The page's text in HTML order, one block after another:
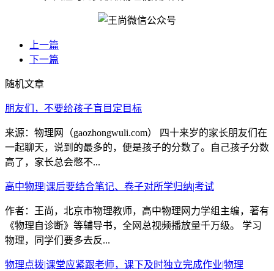
上一篇
下一篇
随机文章
朋友们，不要给孩子盲目定目标
来源：物理网（gaozhongwuli.com） 四十来岁的家长朋友们在
一起聊天，说到的最多的，便是孩子的分数了。自己孩子分数
高了，家长总会憋不...
高中物理|课后要结合笔记、卷子对所学归纳|考试
作者：王尚，北京市物理教师，高中物理网力学组主编，著有
《物理自诊断》等辅导书，全网总视频播放量千万级。 学习
物理，同学们要多去反...
物理点拨|课堂应紧跟老师，课下及时独立完成作业|物理